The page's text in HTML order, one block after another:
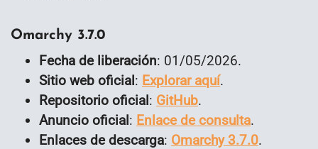
Omarchy 3.7.0
Fecha de liberación: 01/05/2026.
Sitio web oficial: Explorar aquí.
Repositorio oficial: GitHub.
Anuncio oficial: Enlace de consulta.
Enlaces de descarga: Omarchy 3.7.0.